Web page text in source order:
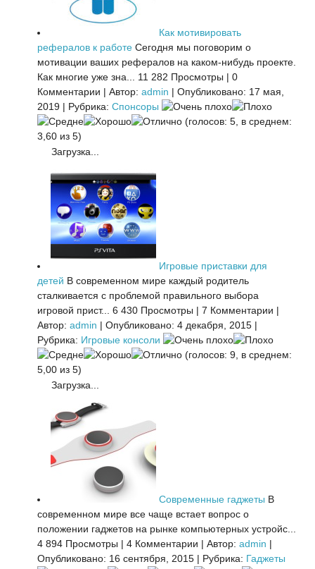
Как мотивировать
рефералов к работе Сегодня мы поговорим о
мотивации ваших рефералов на каком-нибудь проекте.
Как многие уже зна... 11 282 Просмотры | 0
Комментарии | Автор: admin | Опубликовано: 17 мая,
2019 | Рубрика: Спонсоры
(голосов: 5, в среднем:
3,60 из 5)
Загрузка...
Игровые приставки для
детей В современном мире каждый родитель
сталкивается с проблемой правильного выбора
игровой прист... 6 430 Просмотры | 7 Комментарии |
Автор: admin | Опубликовано: 4 декабря, 2015 |
Рубрика: Игровые консоли
(голосов: 9, в среднем:
5,00 из 5)
Загрузка...
Современные гаджеты В
современном мире все чаще встает вопрос о
положении гаджетов на рынке компьютерных устройс...
4 894 Просмотры | 4 Комментарии | Автор: admin |
Опубликовано: 16 сентября, 2015 | Рубрика: Гаджеты